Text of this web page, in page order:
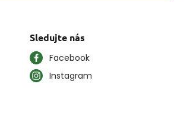
Sledujte nás
Facebook
Instagram